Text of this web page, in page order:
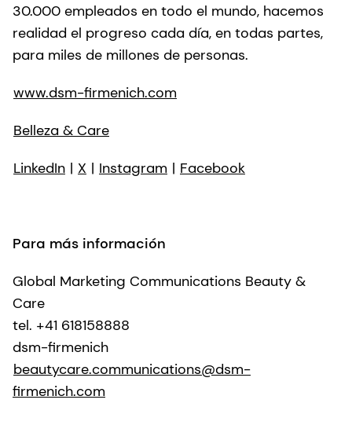
30.000 empleados en todo el mundo, hacemos
realidad el progreso cada día, en todas partes,
para miles de millones de personas.
www.dsm-firmenich.com
Belleza & Care
LinkedIn | X | Instagram | Facebook
Para más información
Global Marketing Communications Beauty &
Care
tel. +41 618158888
dsm-firmenich
beautycare.communications@dsm-
firmenich.com